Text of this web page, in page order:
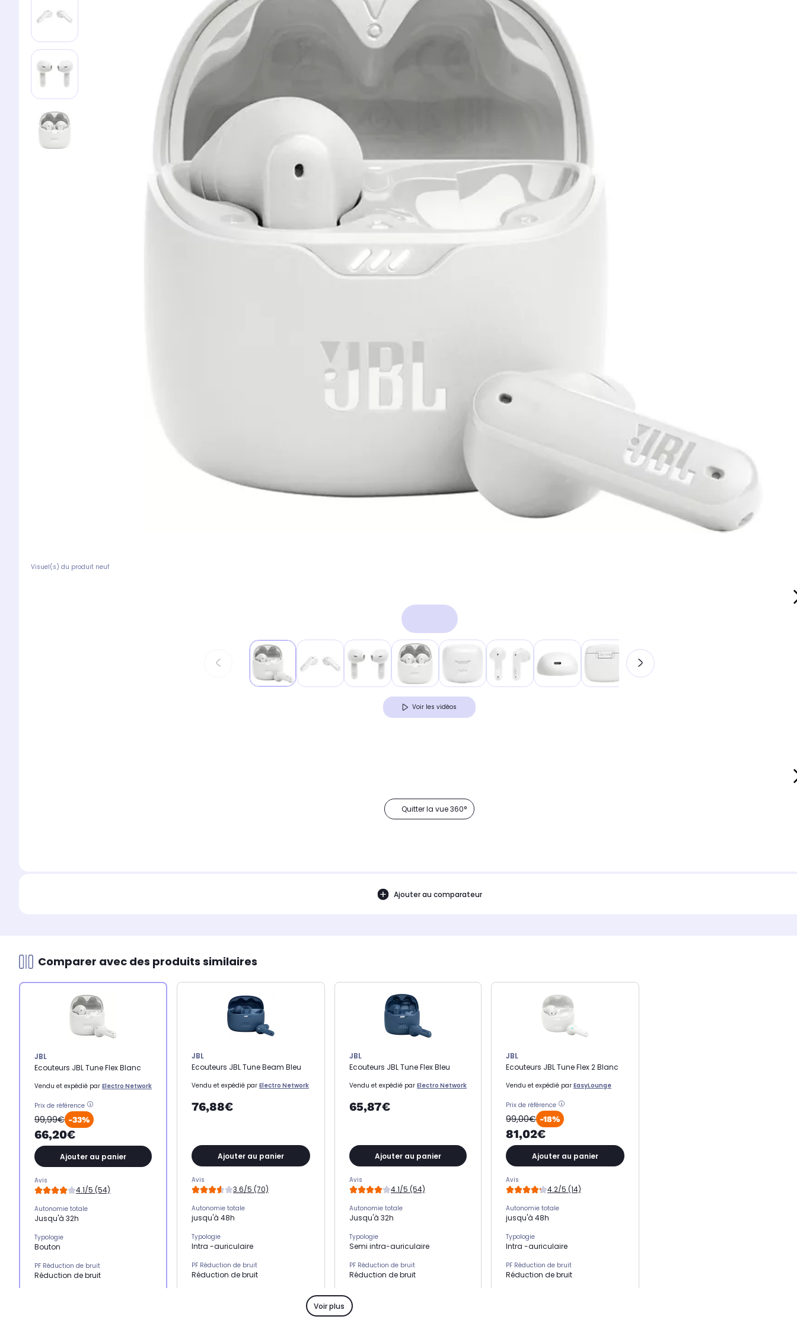
Visuel(s) du produit neuf
Voir les vidéos
Quitter la vue 360°
Ajouter au comparateur
Comparer avec des produits similaires
JBL
Ecouteurs JBL Tune Flex Blanc
Vendu et expédié par Electro Network
Prix de référence
99,99€ -33%
66,20€
Ajouter au panier
Avis
4.1/5 (54)
Autonomie totale
Jusqu'à 32h
Typologie
Bouton
PF Réduction de bruit
Réduction de bruit
JBL
Ecouteurs JBL Tune Beam Bleu
Vendu et expédié par Electro Network
76,88€
Ajouter au panier
Avis
3.6/5 (70)
Autonomie totale
jusqu'à 48h
Typologie
Intra -auriculaire
PF Réduction de bruit
Réduction de bruit
JBL
Ecouteurs JBL Tune Flex Bleu
Vendu et expédié par Electro Network
65,87€
Ajouter au panier
Avis
4.1/5 (54)
Autonomie totale
Jusqu'à 32h
Typologie
Semi intra-auriculaire
PF Réduction de bruit
Réduction de bruit
Oui
JBL
Ecouteurs JBL Tune Flex 2 Blanc
Vendu et expédié par EasyLounge
Prix de référence
99,00€ -18%
81,02€
Ajouter au panier
Avis
4.2/5 (14)
Autonomie totale
jusqu'à 48h
Typologie
Intra -auriculaire
PF Réduction de bruit
Réduction de bruit
Voir plus